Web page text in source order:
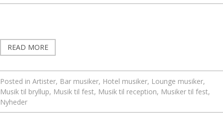
READ MORE
Posted in Artister, Bar musiker, Hotel musiker, Lounge musiker,
Musik til bryllup, Musik til fest, Musik til reception, Musiker til fest,
Nyheder